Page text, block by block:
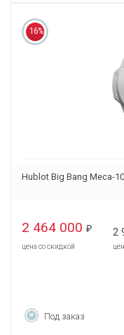
16%
Hublot Big Bang Meca-
2 464 000 ₽
цена со скидкой
2
Под заказ